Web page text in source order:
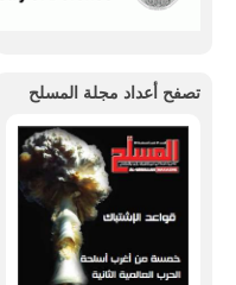
تصفح أعداد مجلة المسلح